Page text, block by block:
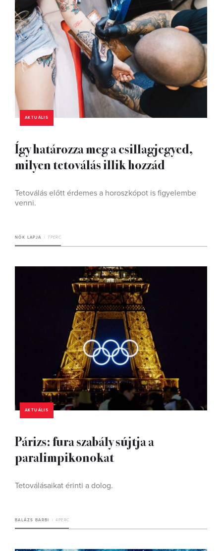
AKTUÁLIS
Így határozza meg a csillagjegyed,
milyen tetoválás illik hozzád
Tetoválás előtt érdemes a horoszkópot is figyelembe
venni.
NŐK LAPJA 7 PERC
AKTUÁLIS
Párizs: fura szabály sújtja a
paralimpikonokat
Tetoválásaikat érinti a dolog.
BALÁZS BARBI 4 PERC